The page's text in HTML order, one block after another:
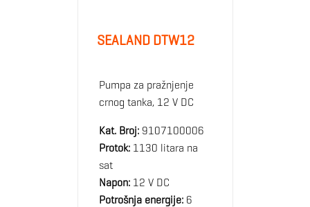
SEALAND DTW12
Pumpa za pražnjenje
crnog tanka, 12 V DC
Kat. Broj:9107100006
Protok:1130 litara na
sat
Napon:12 V DC
Potrošnja energije:6